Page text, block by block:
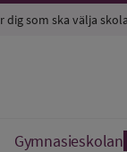
som ska välja
Gymnasieskolan